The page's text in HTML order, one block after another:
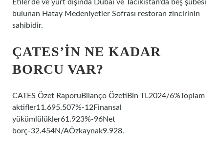
Etiler’de ve yurt dışında Dubai ve Tacikistan’da beş şubesi
bulunan Hatay Medeniyetler Sofrası restoran zincirinin
sahibidir.
ÇATES’IN NE KADAR
BORCU VAR?
CATES Özet RaporuBilanço ÖzetiBin TL2024/6%Toplam
aktifler11.695.507%-12Finansal
yükümlülükler61.923%-96Net
borç-32.454N/AÖzkaynak9.928.